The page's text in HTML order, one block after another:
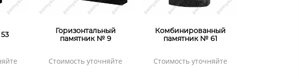
Горизонтальный
памятник № 9
Стоимость уточняйте
Комбинированный
памятник № 61
Стоимость уточняйте